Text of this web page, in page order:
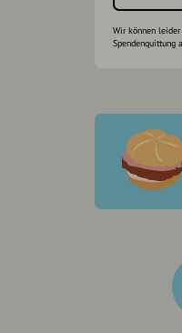
Wir können
Spendenquittung